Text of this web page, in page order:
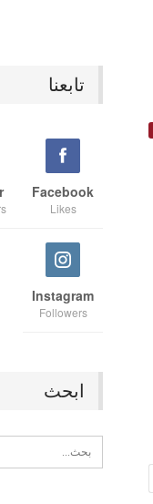
تابعنا
Facebook
Likes
Instagram
Followers
ابحث